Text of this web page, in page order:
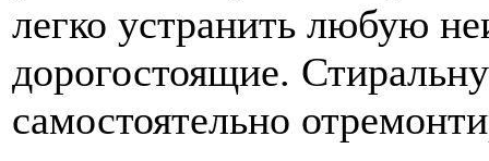
легко устранить любую
дорогостоящие.
самостоятельно